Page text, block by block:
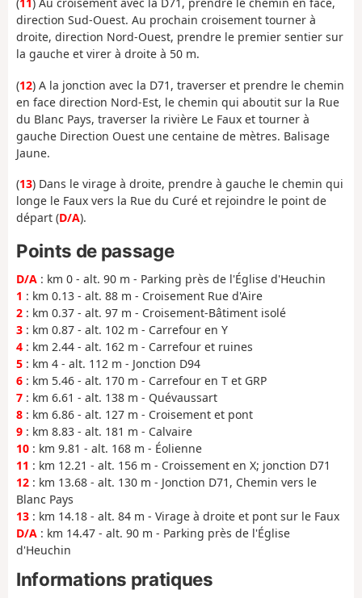
direction Sud-Ouest. Au prochain croisement tourner à
droite, direction Nord-Ouest, prendre le premier sentier sur
la gauche et virer à droite à 50 m.
(12) A la jonction avec la D71, traverser et prendre le chemin
en face direction Nord-Est, le chemin qui aboutit sur la Rue
du Blanc Pays, traverser la rivière Le Faux et tourner à
gauche Direction Ouest une centaine de mètres. Balisage
Jaune.
(13) Dans le virage à droite, prendre à gauche le chemin qui
longe le Faux vers la Rue du Curé et rejoindre le point de
départ (D/A).
Points de passage
D/A : km 0 - alt. 90 m - Parking près de l'Église d'Heuchin
1 : km 0.13 - alt. 88 m - Croisement Rue d'Aire
2 : km 0.37 - alt. 97 m - Croisement-Bâtiment isolé
3 : km 0.87 - alt. 102 m - Carrefour en Y
4 : km 2.44 - alt. 162 m - Carrefour et ruines
5 : km 4 - alt. 112 m - Jonction D94
6 : km 5.46 - alt. 170 m - Carrefour en T et GRP
7 : km 6.61 - alt. 138 m - Quévaussart
8 : km 6.86 - alt. 127 m - Croisement et pont
9 : km 8.83 - alt. 181 m - Calvaire
10 : km 9.81 - alt. 168 m - Éolienne
11 : km 12.21 - alt. 156 m - Croissement en X; jonction D71
12 : km 13.68 - alt. 130 m - Jonction D71, Chemin vers le
Blanc Pays
13 : km 14.18 - alt. 84 m - Virage à droite et pont sur le Faux
D/A : km 14.47 - alt. 90 m - Parking près de l'Église
d'Heuchin
Informations pratiques